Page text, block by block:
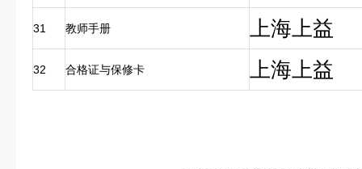
31 教师手册 上海上益
32 合格证与保修卡 上海上益